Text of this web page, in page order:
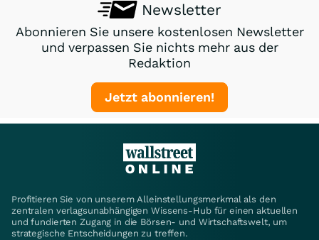
Newsletter
Abonnieren Sie unsere kostenlosen Newsletter
und verpassen Sie nichts mehr aus der
Redaktion
Jetzt abonnieren!
Profitieren Sie von unserem Alleinstellungsmerkmal als den
zentralen verlagsunabhängigen Wissens-Hub für einen aktuellen
und fundierten Zugang in die Börsen- und Wirtschaftswelt, um
strategische Entscheidungen zu treffen.